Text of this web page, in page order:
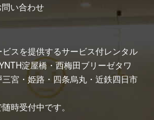
問い合わせ
スを提供するサービス付レンタル
淀屋橋・西梅田ブリーゼタワ
宮・姫路・四条烏丸・近鉄四日市
時受付中です。